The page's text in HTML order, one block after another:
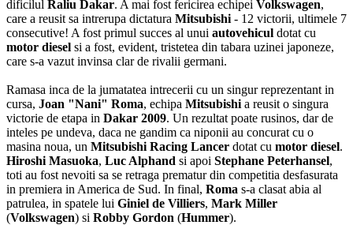
dificilul Raliu Dakar. A mai fost fericirea echipei Volkswagen,
care a reusit sa intrerupa dictatura Mitsubishi - 12 victorii, ultimele 7
consecutive! A fost primul succes al unui autovehicul dotat cu
motor diesel si a fost, evident, tristetea din tabara uzinei japoneze,
care s-a vazut invinsa clar de rivalii germani.
Ramasa inca de la jumatatea intrecerii cu un singur reprezentant in
cursa, Joan "Nani" Roma, echipa Mitsubishi a reusit o singura
victorie de etapa in Dakar 2009. Un rezultat poate rusinos, dar de
inteles pe undeva, daca ne gandim ca niponii au concurat cu o
masina noua, un Mitsubishi Racing Lancer dotat cu motor diesel.
Hiroshi Masuoka, Luc Alphand si apoi Stephane Peterhansel,
toti au fost nevoiti sa se retraga prematur din competitia desfasurata
in premiera in America de Sud. In final, Roma s-a clasat abia al
patrulea, in spatele lui Giniel de Villiers, Mark Miller
(Volkswagen) si Robby Gordon (Hummer).